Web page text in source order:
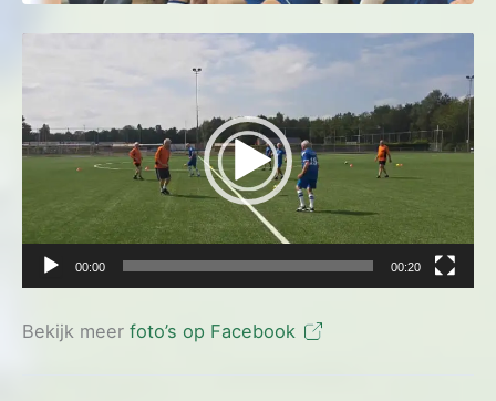
00:00 00:20
Bekijk meer foto’s op Facebook